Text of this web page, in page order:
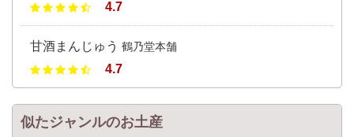
4.7
甘酒まんじゅう 鶴乃堂本舗
4.7
似たジャンルのお土産